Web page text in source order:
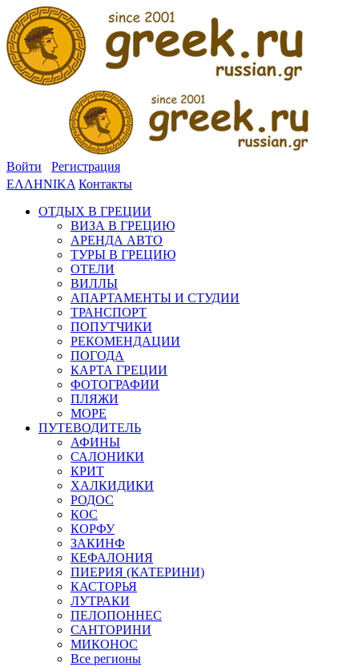
Войти
Регистрация
ΕΛΛΗΝΙΚΑ Контакты
ОТДЫХ В ГРЕЦИИ
ВИЗА В ГРЕЦИЮ
АРЕНДА АВТО
ТУРЫ В ГРЕЦИЮ
ОТЕЛИ
ВИЛЛЫ
АПАРТАМЕНТЫ И СТУДИИ
ТРАНСПОРТ
ПОПУТЧИКИ
РЕКОМЕНДАЦИИ
ПОГОДА
КАРТА ГРЕЦИИ
ФОТОГРАФИИ
ПЛЯЖИ
МОРЕ
ПУТЕВОДИТЕЛЬ
АФИНЫ
САЛОНИКИ
КРИТ
ХАЛКИДИКИ
РОДОС
КОС
КОРФУ
ЗАКИНФ
КЕФАЛОНИЯ
ПИЕРИЯ (КАТЕРИНИ)
КАСТОРЬЯ
ЛУТРАКИ
ПЕЛОПОННЕС
САНТОРИНИ
МИКОНОС
Все регионы